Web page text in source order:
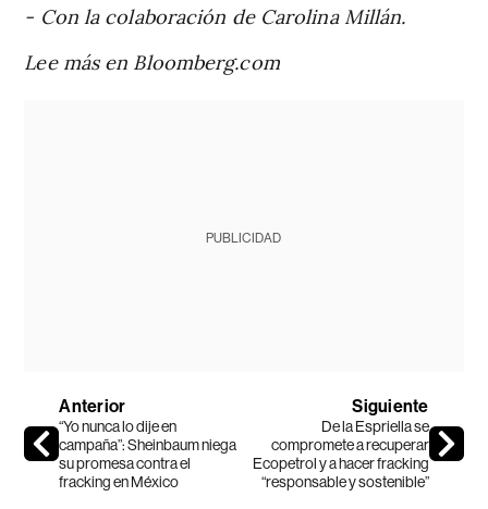
- Con la colaboración de Carolina Millán.
Lee más en Bloomberg.com
PUBLICIDAD
Anterior
“Yo nunca lo dije en
campaña”: Sheinbaum niega
su promesa contra el
fracking en México
Siguiente
De la Espriella se
compromete a recuperar
Ecopetrol y a hacer fracking
“responsable y sostenible”